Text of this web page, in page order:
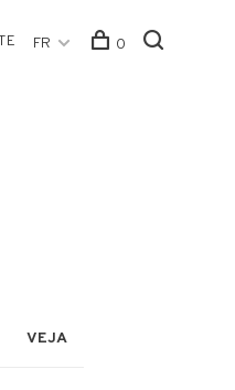
FR 0
VEJA